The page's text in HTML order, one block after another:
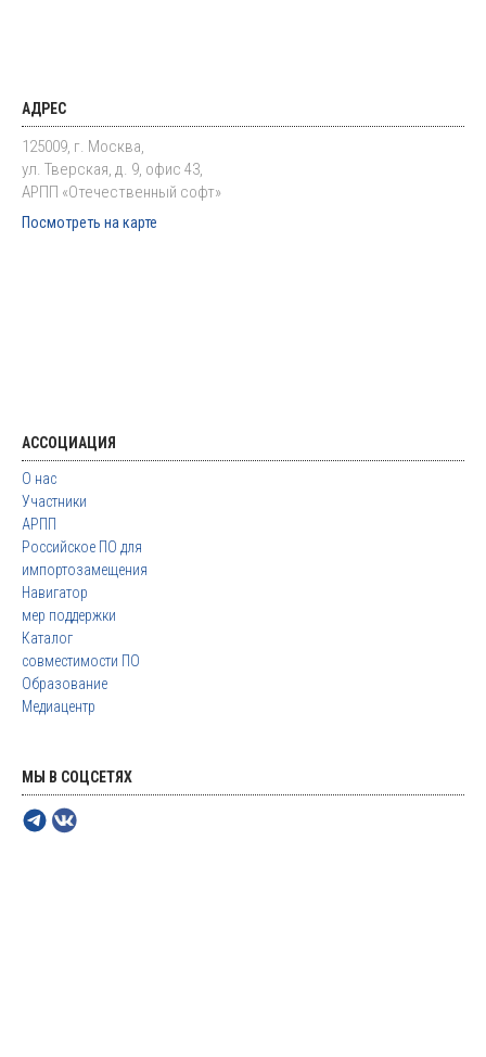
АДРЕС
125009, г. Москва,
ул. Тверская, д. 9, офис 43,
АРПП «Отечественный софт»
Посмотреть на карте
АССОЦИАЦИЯ
О нас
Участники
АРПП
Российское ПО для
импортозамещения
Навигатор
мер поддержки
Каталог
совместимости ПО
Образование
Медиацентр
МЫ В СОЦСЕТЯХ